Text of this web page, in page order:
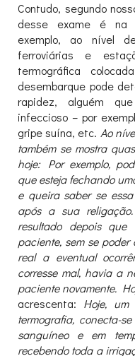
Contudo, segundo
desse exame é na
exemplo, ao nível
ferroviárias e
termográfica
desembarque pode
rapidez, alguém
infeccioso – por
gripe suína, etc. Ao
também se mostra
hoje: Por exemplo,
que esteja fechando
e queira saber se
após a sua
resultado depois
paciente, sem se
real a eventual
corresse mal, havia a
paciente novamente.
acrescenta: Hoje,
termografia, conecta-
sanguíneo e em
recebendo toda a